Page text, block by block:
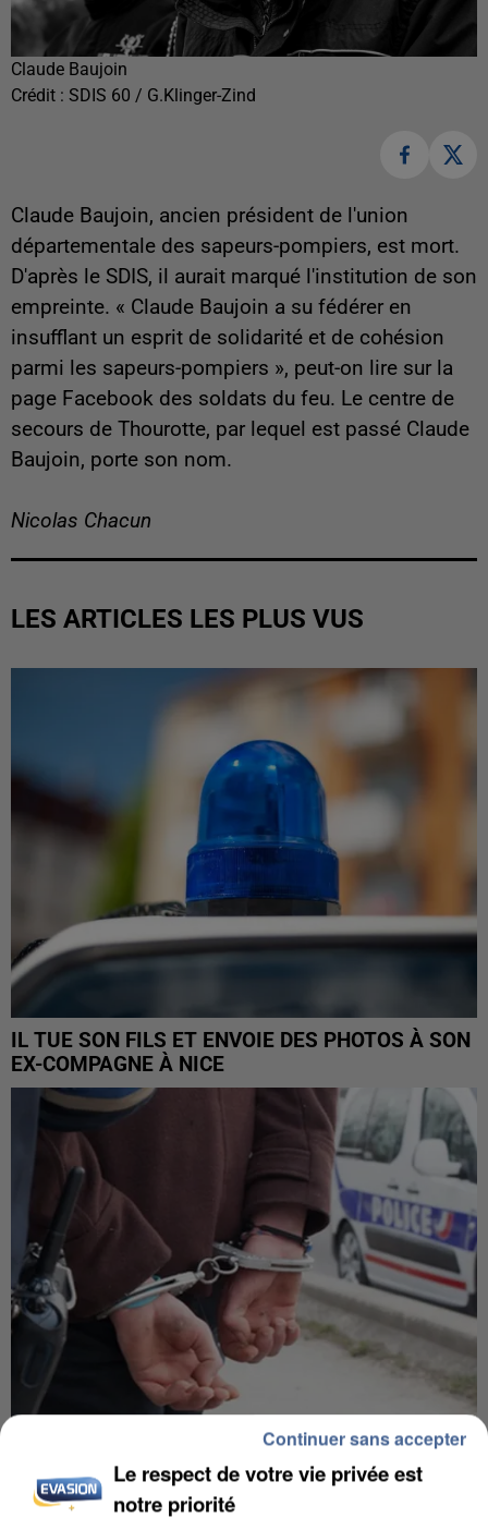
Claude Baujoin
Crédit : SDIS 60 / G.Klinger-Zind
Claude Baujoin, ancien président de l'union
départementale des sapeurs-pompiers, est mort.
D'après le SDIS, il aurait marqué l'institution de son
empreinte. « Claude Baujoin a su fédérer en
insufflant un esprit de solidarité et de cohésion
parmi les sapeurs-pompiers », peut-on lire sur la
page Facebook des soldats du feu. Le centre de
secours de Thourotte, par lequel est passé Claude
Baujoin, porte son nom.
Nicolas Chacun
LES ARTICLES LES PLUS VUS
IL TUE SON FILS ET ENVOIE DES PHOTOS À SON
EX-COMPAGNE À NICE
L’UN DES FONDATEURS SUPPOSÉS DE LA DZ
MAFIA INTERPELLÉ EN ALGÉRIE
Le respect de votre vie privée est
notre priorité
Continuer sans accepter